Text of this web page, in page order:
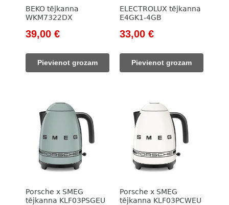
BEKO tējkanna
WKM7322DX
Original
was:
785,00 €.
39,00 €Current
Pievienot grozam
ELECTROLUX tējkanna
E4GK1-4GB
Original
was:
70,00 €.
33,00 €Current
Pievienot grozam
Porsche x SMEG
tējkanna KLF03PSGEU
Porsche x SMEG
tējkanna KLF03PCWEU